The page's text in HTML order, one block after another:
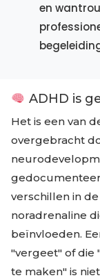
en
ADHD is
Het is een van
overgebracht
verschillen in
noradrenaline
beïnvloeden.
"vergeet" of die
te maken" is